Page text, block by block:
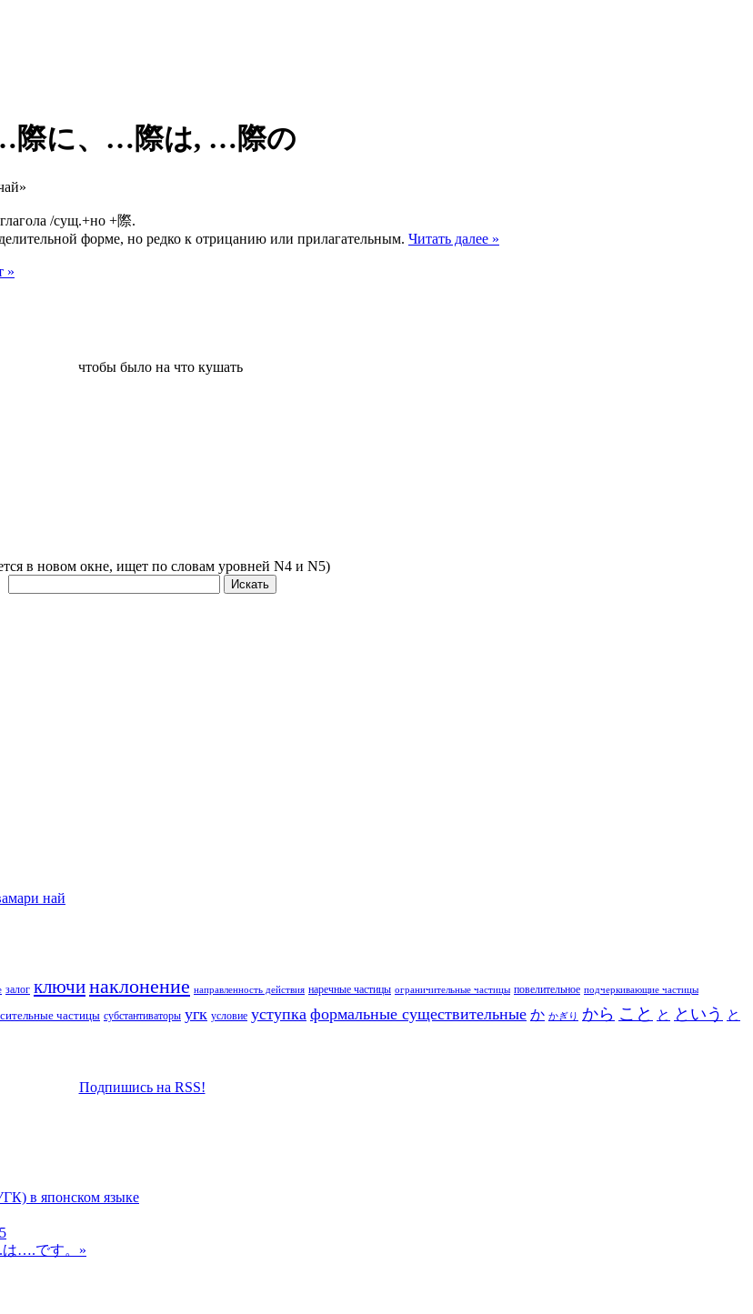
際に、…際は, …際の
/сущ.+но +際.
форме, но редко к отрицанию или прилагательным. Читать далее »
»
чтобы было на что кушать
в новом окне, ищет по словам уровней N4 и N5)
най
залог ключинаклонение направленность действия наречные частицы ограничительные частицы повелительное подчеркивающие частицы
частицы субстантиваторы угк условие уступка формальные существительные か かぎり から こと と という
と
Подпишись на RSS!
в японском языке
は….です。»